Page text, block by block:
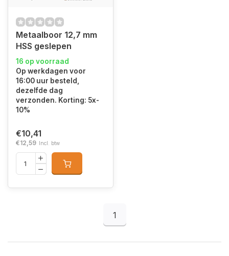
Metaalboor 12,7 mm
HSS geslepen
16 op voorraad
Op werkdagen voor
16:00 uur besteld,
dezelfde dag
verzonden. Korting: 5x-
10%
€10,41
€12,59 Incl. btw
1